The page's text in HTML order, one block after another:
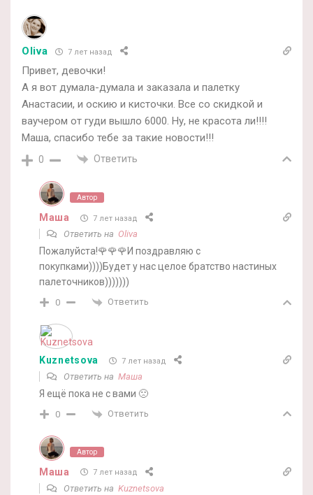
Oliva 7 лет назад
Привет, девочки!
А я вот думала-думала и заказала и палетку
Анастасии, и оскию и кисточки. Все со скидкой и
ваучером от гуди вышло 6000. Ну, не красота ли!!!!
Маша, спасибо тебе за такие новости!!!
0 Ответить
Автор
Маша 7 лет назад
Ответить на Oliva
Пожалуйста!🌹🌹🌹И поздравляю с
покупками))))Будет у нас целое братство настиных
палеточников)))))))
0 Ответить
Kuznetsova 7 лет назад
Ответить на Маша
Я ещё пока не с вами 🙁
0 Ответить
Автор
Маша 7 лет назад
Ответить на Kuznetsova